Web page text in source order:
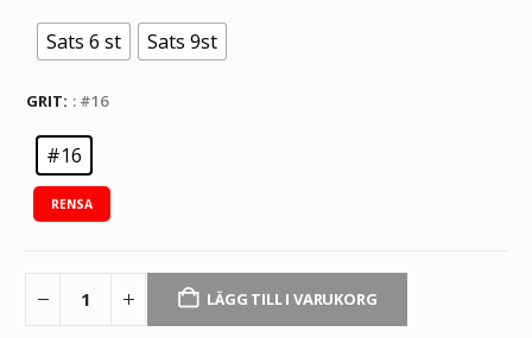
Sats 6 st Sats 9st
GRIT : #16
#16
RENSA
LÄGG TILL I VARUKORG